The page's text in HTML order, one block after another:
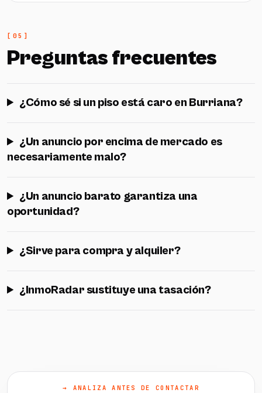
Preguntas frecuentes
¿Cómo sé si un piso está caro en Burriana?
¿Un anuncio por encima de mercado es
necesariamente malo?
¿Un anuncio barato garantiza una
oportunidad?
¿Sirve para compra y alquiler?
¿InmoRadar sustituye una tasación?
→ ANALIZA ANTES DE CONTACTAR